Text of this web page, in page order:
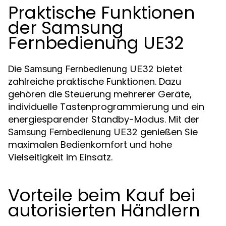
Praktische Funktionen
der Samsung
Fernbedienung UE32
Die Samsung Fernbedienung UE32 bietet
zahlreiche praktische Funktionen. Dazu
gehören die Steuerung mehrerer Geräte,
individuelle Tastenprogrammierung und ein
energiesparender Standby-Modus. Mit der
Samsung Fernbedienung UE32 genießen Sie
maximalen Bedienkomfort und hohe
Vielseitigkeit im Einsatz.
Vorteile beim Kauf bei
autorisierten Händlern